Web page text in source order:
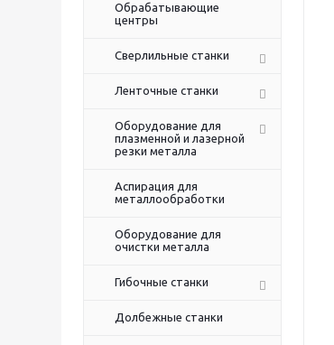
Обрабатывающие
центры
Сверлильные станки
Ленточные станки
Оборудование для
плазменной и лазерной
резки металла
Аспирация для
металлообработки
Оборудование для
очистки металла
Гибочные станки
Долбежные станки